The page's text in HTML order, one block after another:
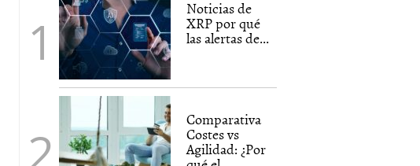
Noticias de
XRP por qué
las alertas de...
Comparativa
Costes vs
Agilidad: ¿Por